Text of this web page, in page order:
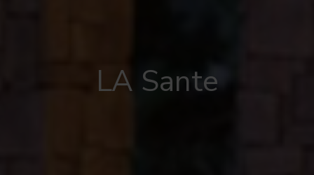
LA Sante